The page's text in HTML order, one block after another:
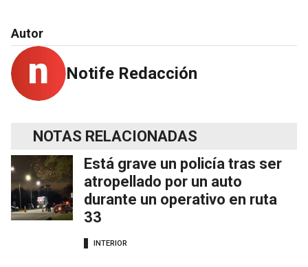
Autor
Notife Redacción
NOTAS RELACIONADAS
Está grave un policía tras ser
atropellado por un auto
durante un operativo en ruta
33
INTERIOR